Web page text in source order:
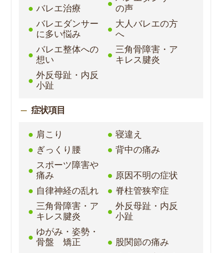
バレエ治療
の声
バレエダンサー
に多い悩み
大人バレエの方
へ
バレエ整体への
想い
三角骨障害・ア
キレス腱炎
外反母趾・内反
小趾
症状項目
肩こり
寝違え
ぎっくり腰
背中の痛み
スポーツ障害や
痛み
原因不明の症状
自律神経の乱れ
脊柱管狭窄症
三角骨障害・ア
キレス腱炎
外反母趾・内反
小趾
ゆがみ・姿勢・
骨盤 矯正
股関節の痛み